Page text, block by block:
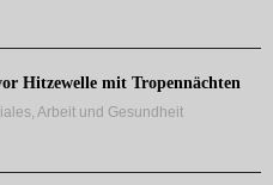
Hitzewelle mit Tropennächten
Arbeit und Gesundheit